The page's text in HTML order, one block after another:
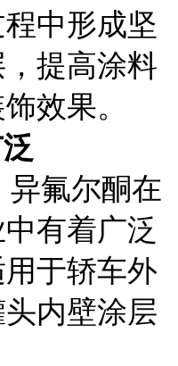
中形成坚
提高涂料
效果。
异氟尔酮在
有着广泛
于轿车外
内壁涂层